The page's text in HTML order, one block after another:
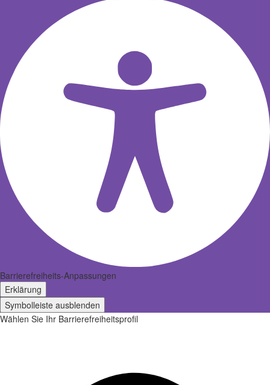
Barrierefreiheits-Anpassungen
Erklärung
Symbolleiste ausblenden
Wählen Sie Ihr Barrierefreiheitsprofil